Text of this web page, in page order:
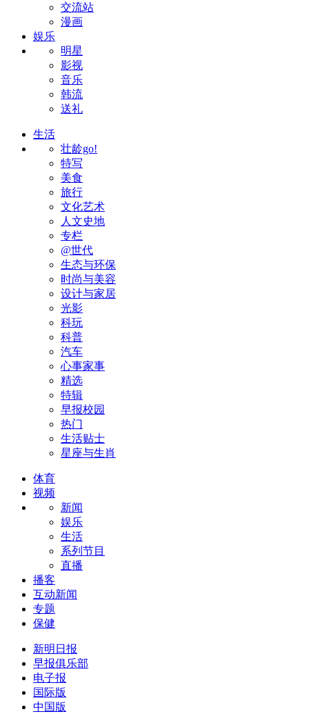
交流站
漫画
娱乐
明星
影视
音乐
韩流
送礼
生活
壮龄go!
特写
美食
旅行
文化艺术
人文史地
专栏
@世代
生态与环保
时尚与美容
设计与家居
光影
科玩
科普
汽车
心事家事
精选
特辑
早报校园
热门
生活贴士
星座与生肖
体育
视频
新闻
娱乐
生活
系列节目
直播
播客
互动新闻
专题
保健
新明日报
早报俱乐部
电子报
国际版
中国版